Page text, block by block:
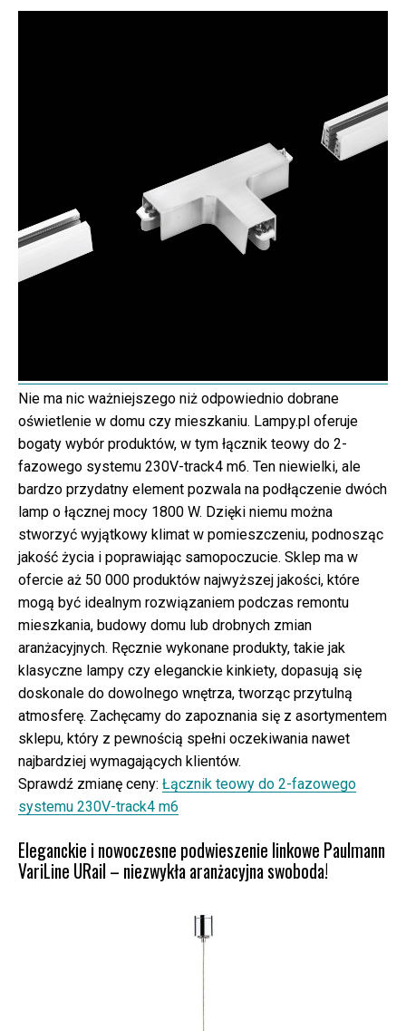
Nie ma nic ważniejszego niż odpowiednio dobrane
oświetlenie w domu czy mieszkaniu. Lampy.pl oferuje
bogaty wybór produktów, w tym łącznik teowy do 2-
fazowego systemu 230V-track4 m6. Ten niewielki, ale
bardzo przydatny element pozwala na podłączenie dwóch
lamp o łącznej mocy 1800 W. Dzięki niemu można
stworzyć wyjątkowy klimat w pomieszczeniu, podnosząc
jakość życia i poprawiając samopoczucie. Sklep ma w
ofercie aż 50 000 produktów najwyższej jakości, które
mogą być idealnym rozwiązaniem podczas remontu
mieszkania, budowy domu lub drobnych zmian
aranżacyjnych. Ręcznie wykonane produkty, takie jak
klasyczne lampy czy eleganckie kinkiety, dopasują się
doskonale do dowolnego wnętrza, tworząc przytulną
atmosferę. Zachęcamy do zapoznania się z asortymentem
sklepu, który z pewnością spełni oczekiwania nawet
najbardziej wymagających klientów.
Sprawdź zmianę ceny: Łącznik teowy do 2-fazowego
systemu 230V-track4 m6
Eleganckie i nowoczesne podwieszenie linkowe Paulmann
VariLine URail – niezwykła aranżacyjna swoboda!